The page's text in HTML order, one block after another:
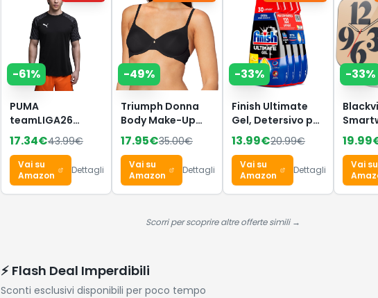
-61%
PUMA
teamLIGA26
Maglia
17.34€43.99€
Vai su
Amazon
Dettagli
-49%
Triumph Donna
Body Make-Up
Essentials W,
Wired bra, BLACK,
4B
17.95€35.00€
Vai su
Amazon
Dettagli
-33%
Finish Ultimate
Gel, Detersivo per
Lavastoviglie, 120
Lavaggi, 4
confezioni da 30
Lavaggi, Limone,
Extra Potere
Brillantezza,
13.99€20.99€
Vai su
Amazon
Dettagli
-33%
Uomo
19.99
Vai su
Scorri per scoprire altre offerte simili →
⚡ Flash Deal Imperdibili
Sconti esclusivi disponibili per poco tempo